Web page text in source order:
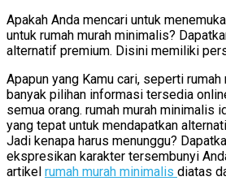
Apakah Anda mencari untuk
untuk rumah murah minimalis?
alternatif premium. Disini memiliki
Apapun yang Kamu cari, seperti
banyak pilihan informasi tersedia
semua orang. rumah murah minimalis
yang tepat untuk mendapatkan
Jadi kenapa harus menunggu?
ekspresikan karakter tersembunyi
artikel rumah murah minimalis diatas